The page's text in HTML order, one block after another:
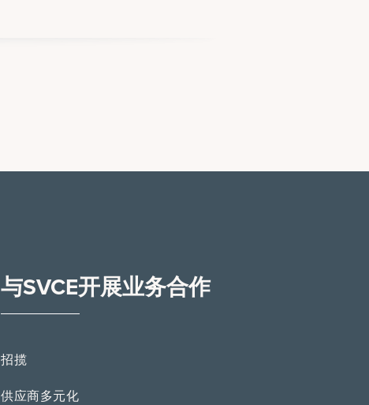
与SVCE开展业务合作
招揽
供应商多元化